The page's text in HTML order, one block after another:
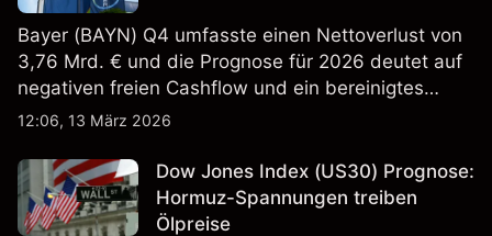
Bayer (BAYN) Q4 umfasste einen Nettoverlust von
3,76 Mrd. € und die Prognose für 2026 deutet auf
negativen freien Cashflow und ein bereinigtes
EBITDA von 9,6–10,1 Mrd. € hin. Die
verlässlicher Indikator für zukünftige Ergebnisse.
12:06, 13 März 2026
Dow Jones Index (US30) Prognose:
Hormuz-Spannungen treiben
Ölpreise